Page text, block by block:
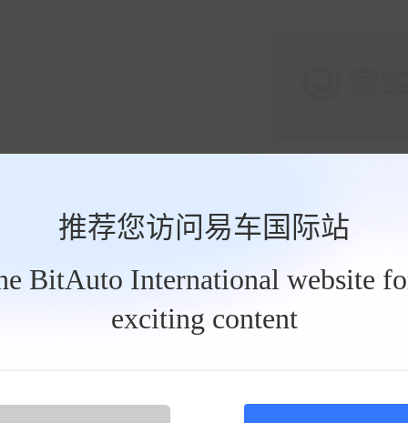
推荐您访问易车国际站
BitAuto International website
exciting content